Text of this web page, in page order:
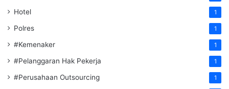
Hotel 1
Polres 1
#Kemenaker 1
#Pelanggaran Hak Pekerja 1
#Perusahaan Outsourcing 1